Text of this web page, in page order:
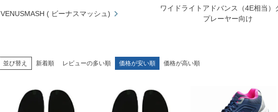
VENUSMASH ( ビーナスマッシュ)
ワイドライトアドバンス（4E相当）
プレーヤー向け
並び替え 新着順 レビューの多い順 価格が安い順 価格が高い順